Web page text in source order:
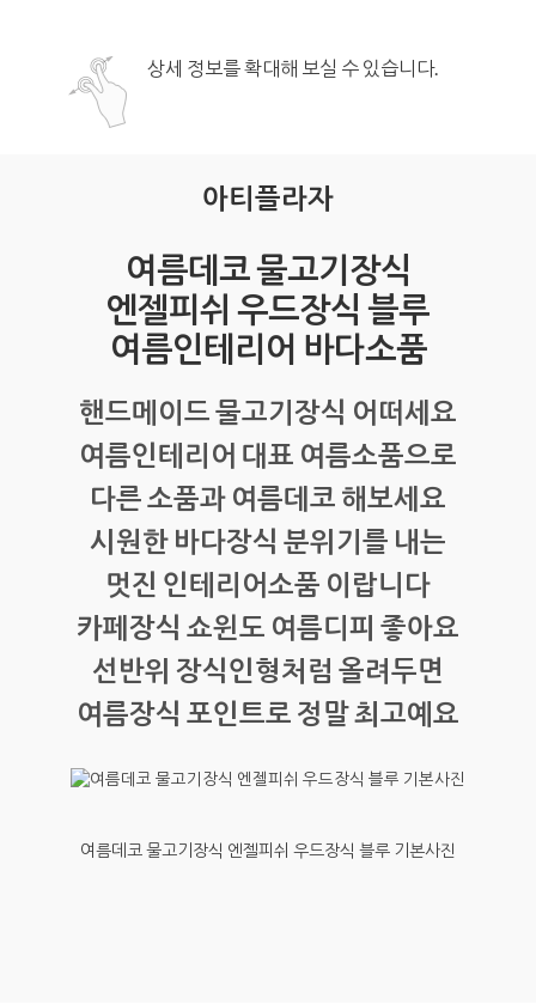
상세 정보를 확대해 보실 수 있습니다.
아티플라자
여름데코 물고기장식
엔젤피쉬 우드장식 블루
여름인테리어 바다소품
핸드메이드 물고기장식 어떠세요
여름인테리어 대표 여름소품으로
다른 소품과 여름데코 해보세요
시원한 바다장식 분위기를 내는
멋진 인테리어소품 이랍니다
카페장식 쇼윈도 여름디피 좋아요
선반위 장식인형처럼 올려두면
여름장식 포인트로 정말 최고예요
여름데코 물고기장식 엔젤피쉬 우드장식 블루 기본사진